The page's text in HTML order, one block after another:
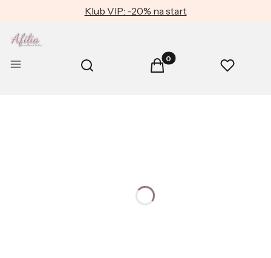
Klub VIP: -20% na start
Menu Otwórz wyszukiwarkę
Szukaj Produkty w koszyku: 0.
Koszyk Ulubione